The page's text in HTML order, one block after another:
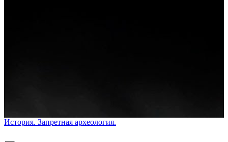
История. Запретная археология.